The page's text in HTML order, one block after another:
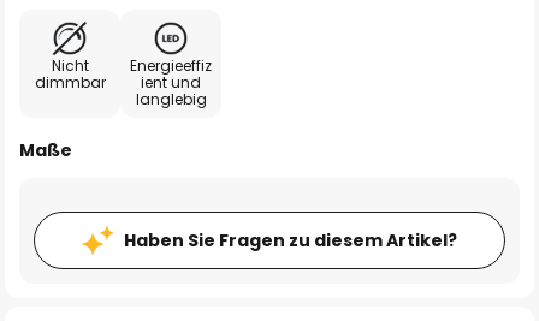
Nicht
dimmbar
Energieeffiz
ient und
langlebig
Maße
Haben Sie Fragen zu diesem Artikel?